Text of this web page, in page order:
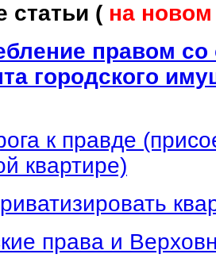
( на новом
правом
городского
к правде
квартире)
права и